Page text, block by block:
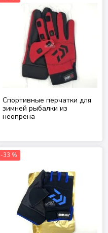
Спортивные перчатки для
зимней рыбалки из
неопрена
-33 %